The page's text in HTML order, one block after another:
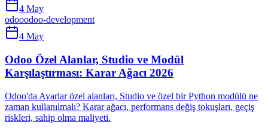
4 May
odooodoo-development
4 May
Odoo Özel Alanlar, Studio ve Modül
Karşılaştırması: Karar Ağacı 2026
Odoo'da Ayarlar özel alanları, Studio ve özel bir Python modülü ne
zaman kullanılmalı? Karar ağacı, performans değiş tokuşları, geçiş
riskleri, sahip olma maliyeti.